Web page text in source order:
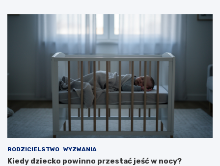
RODZICIELSTWO WYZWANIA
Kiedy dziecko powinno przestać jeść w nocy?